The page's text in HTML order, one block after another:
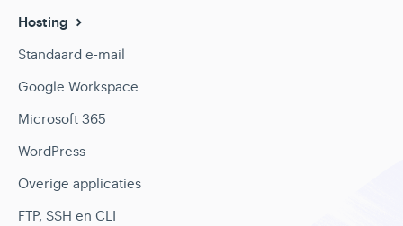
Hosting
Standaard e-mail
Google Workspace
Microsoft 365
WordPress
Overige applicaties
FTP, SSH en CLI